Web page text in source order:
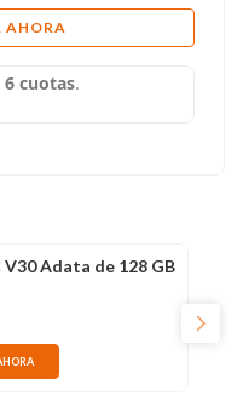
AHORA
Adata de 128 GB